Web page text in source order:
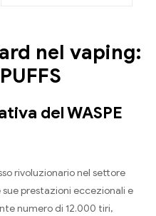
nel vaping:
del WASPE
rivoluzionario nel settore
prestazioni eccezionali e
numero di 12.000 tiri,